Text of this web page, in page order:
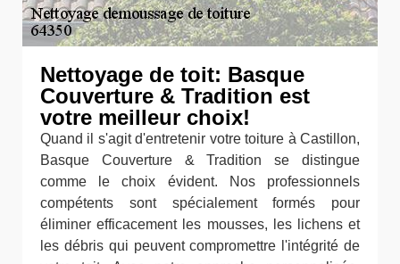
Nettoyage de toit: Basque
Couverture & Tradition est
votre meilleur choix!
Quand il s'agit d'entretenir votre toiture à Castillon,
Basque Couverture & Tradition se distingue
comme le choix évident. Nos professionnels
compétents sont spécialement formés pour
éliminer efficacement les mousses, les lichens et
les débris qui peuvent compromettre l'intégrité de